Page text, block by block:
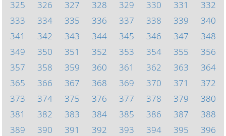
325
326 327 328 329 330 331
332
333
334 335 336 337 338 339
340
341
342 343 344 345 346 347
348
349
350 351 352 353 354 355
356
357
358 359 360 361 362 363
364
365
366 367 368 369 370 371
372
373
374 375 376 377 378 379
380
381
382 383 384 385 386 387
388
389
390 391 392 393 394 395
396